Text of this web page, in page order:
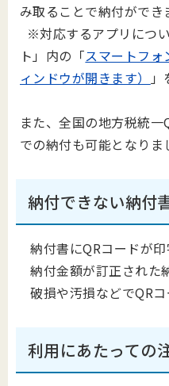
み取ることで納付ができ
※対応するアプリにつ
ト」内の「スマートフォ
ィンドウが開きます）
また、全国の地方税統
での納付も可能となりま
納付できない納付
納付書にQRコードが
納付金額が訂正された
破損や汚損などでQR
利用にあたっての